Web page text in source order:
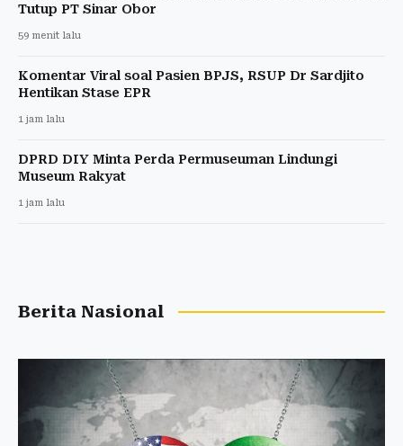
Tutup PT Sinar Obor
59 menit lalu
Komentar Viral soal Pasien BPJS, RSUP Dr Sardjito
Hentikan Stase EPR
1 jam lalu
DPRD DIY Minta Perda Permuseuman Lindungi
Museum Rakyat
1 jam lalu
Berita Nasional